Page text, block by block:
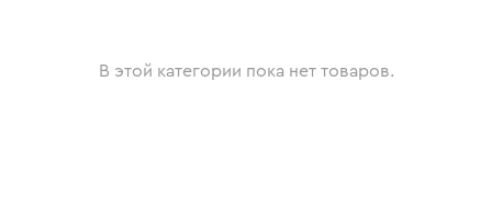
В этой категории пока нет товаров.